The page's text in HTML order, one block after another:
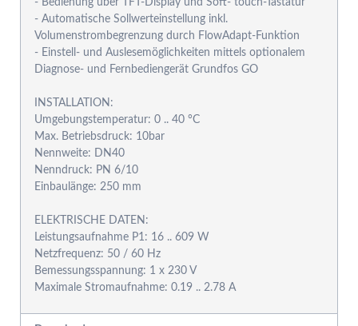
- Bedienung über TFT-Display und Soft- touch-Tastatur
- Automatische Sollwerteinstellung inkl.
Volumenstrombegrenzung durch FlowAdapt-Funktion
- Einstell- und Auslesemöglichkeiten mittels optionalem
Diagnose- und Fernbediengerät Grundfos GO
INSTALLATION:
Umgebungstemperatur: 0 .. 40 °C
Max. Betriebsdruck: 10bar
Nennweite: DN40
Nenndruck: PN 6/10
Einbaulänge: 250 mm
ELEKTRISCHE DATEN:
Leistungsaufnahme P1: 16 .. 609 W
Netzfrequenz: 50 / 60 Hz
Bemessungsspannung: 1 x 230 V
Maximale Stromaufnahme: 0.19 .. 2.78 A